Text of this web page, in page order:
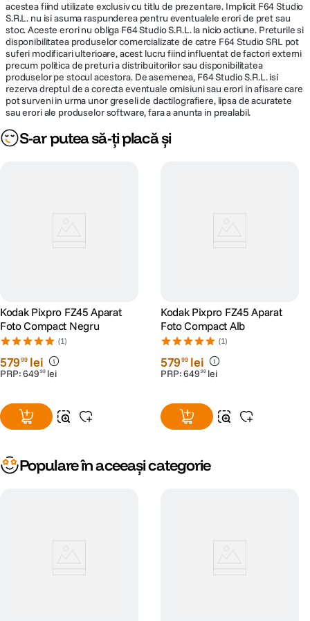
Tip Card
Memorie
microSD
Carduri
memorie
compatibile
microSD/microSDHC/microSDXC de la
1GB pana la 128 GB
CONECTIVITATE & PORTURI:
computer
Model
acumulator
compatibil
Acumulator incorporat
Culoare Camera
DIMENSIUNE / GREUTATE:
Greutate
acestea fiind utilizate exclusiv cu titlu de prezentare. Implicit F64 Studio
S.R.L. nu isi asuma raspunderea pentru eventualele erori de pret sau
stoc. Aceste erori nu obliga F64 Studio S.R.L. la nicio actiune. Preturile si
disponibilitatea produselor comercializate de catre F64 Studio SRL pot
suferi modificari ulterioare, acest lucru fiind influentat de factori externi
precum politica de preturi a distribuitorilor sau disponibilitatea
produselor pe stocul acestora. De asemenea, F64 Studio S.R.L. isi
rezerva dreptul de a corecta eventuale omisiuni sau erori in afisare care
pot surveni in urma unor greseli de dactilografiere, lipsa de acuratete
sau erori ale produselor software, fara a anunta in prealabil.
S-ar putea să-ți placă și
Kodak Pixpro FZ45 Aparat
Foto Compact Negru
(1)
57999 lei
PRP:649 99 lei
Kodak Pixpro FZ45 Aparat
Foto Compact Alb
(1)
57999 lei
PRP:649 99 lei
Populare în aceeași categorie